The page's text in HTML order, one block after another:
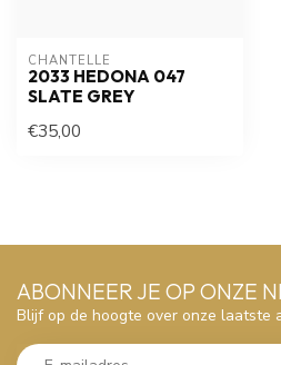
CHANTELLE
2033 HEDONA 047
SLATE GREY
€35,00
ABONNEER JE OP ONZE
Blijf op de hoogte over onze laatste